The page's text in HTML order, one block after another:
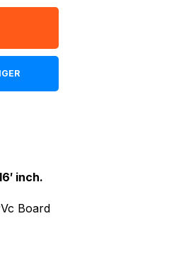
inch.
Board